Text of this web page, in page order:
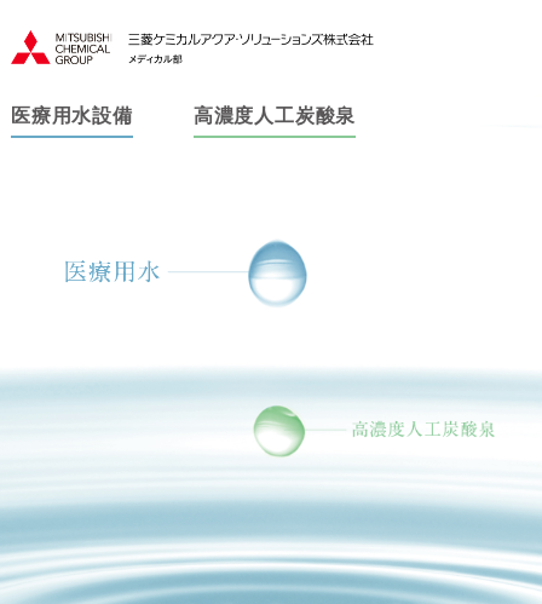
医療用水設備 高濃度人工炭酸泉